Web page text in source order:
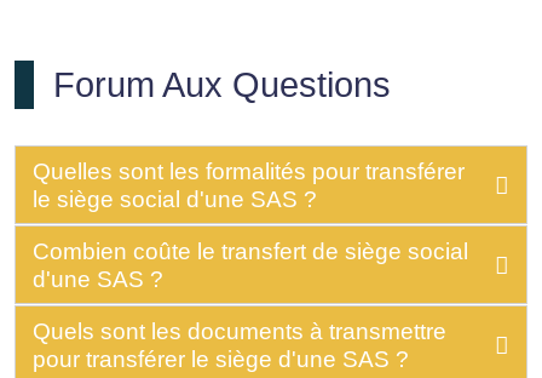
Forum Aux Questions
Quelles sont les formalités pour transférer
le siège social d'une SAS ?
Combien coûte le transfert de siège social
d'une SAS ?
Quels sont les documents à transmettre
pour transférer le siège d'une SAS ?